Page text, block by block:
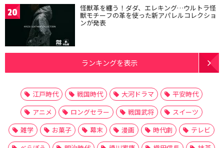
20 怪獣革を纏う！ダダ、エレキング…ウルトラ怪
獣モチーフの革を使った新アパレルコレクショ
ンが発表
ランキングを表示
江戸時代 戦国時代 大河ドラマ
平安時代
アニメ
ロングセラー 戦国武将
スイーツ
雑学
お菓子 幕末 漫画 時代劇
テレビ